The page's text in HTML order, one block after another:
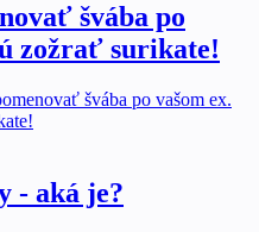
švába po
zožrať surikate!
švába po vašom ex.
- aká je?